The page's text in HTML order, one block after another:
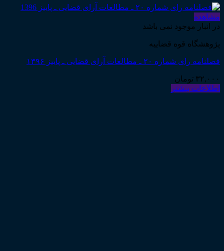
مشاهده
در انبار موجود نمی باشد
پژوهشگاه قوه قضاییه
فصلنامه رای شماره ۲۰ ـ مطالعات آرای قضایی ـ پاییز ۱۳۹۶
۳۲,۰۰۰ تومان
اطلاعات بیشتر